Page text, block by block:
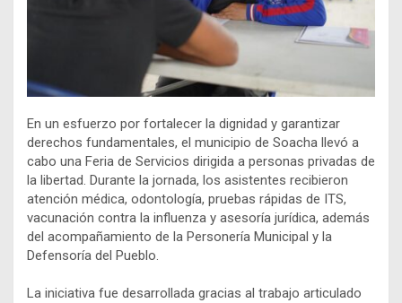
En un esfuerzo por fortalecer la dignidad y garantizar
derechos fundamentales, el municipio de Soacha llevó a
cabo una Feria de Servicios dirigida a personas privadas de
la libertad. Durante la jornada, los asistentes recibieron
atención médica, odontología, pruebas rápidas de ITS,
vacunación contra la influenza y asesoría jurídica, además
del acompañamiento de la Personería Municipal y la
Defensoría del Pueblo.
La iniciativa fue desarrollada gracias al trabajo articulado